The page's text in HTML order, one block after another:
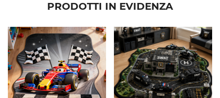
PRODOTTI IN EVIDENZA